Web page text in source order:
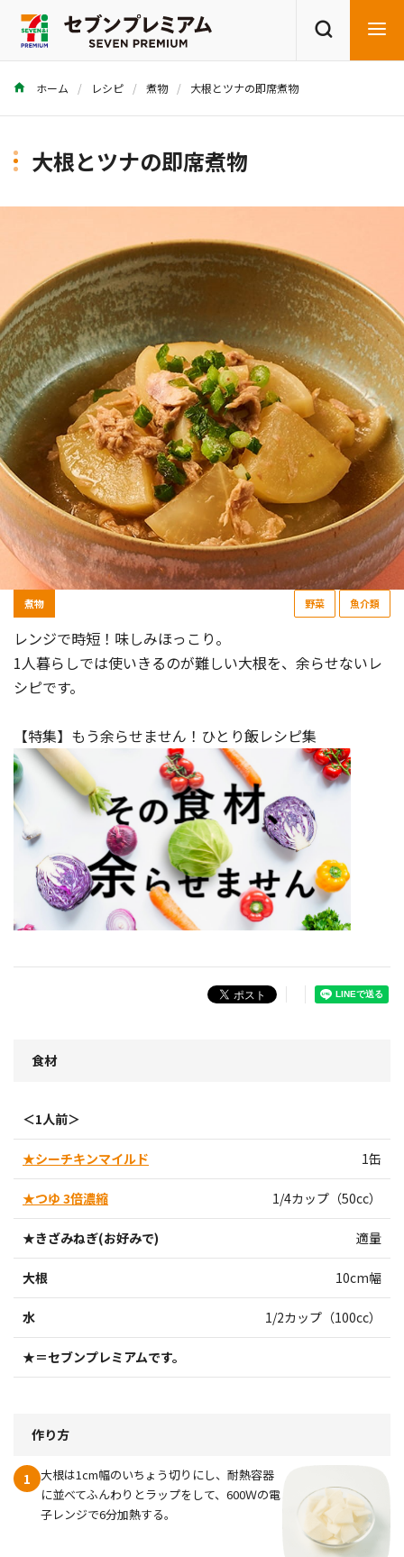
商品を探す
ホーム レシピ 煮物 大根とツナの即席煮物
大根とツナの即席煮物
煮物 野菜 魚介類
レンジで時短！味しみほっこり。
1人暮らしでは使いきるのが難しい大根を、余らせないレ
シピです。
【特集】もう余らせません！ひとり飯レシピ集
食材
＜1人前＞
★シーチキンマイルド 1缶
★つゆ 3倍濃縮 1/4カップ（50cc）
★きざみねぎ(お好みで) 適量
大根 10cm幅
水 1/2カップ（100cc）
★＝セブンプレミアムです。
作り方
1
大根は1cm幅のいちょう切りにし、耐熱容器
に並べてふんわりとラップをして、600Ｗの電
子レンジで6分加熱する。